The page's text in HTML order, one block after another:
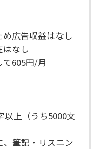
広告収益はなし
はなし
て605円/月
以上（うち5000文
、筆記・リスニン